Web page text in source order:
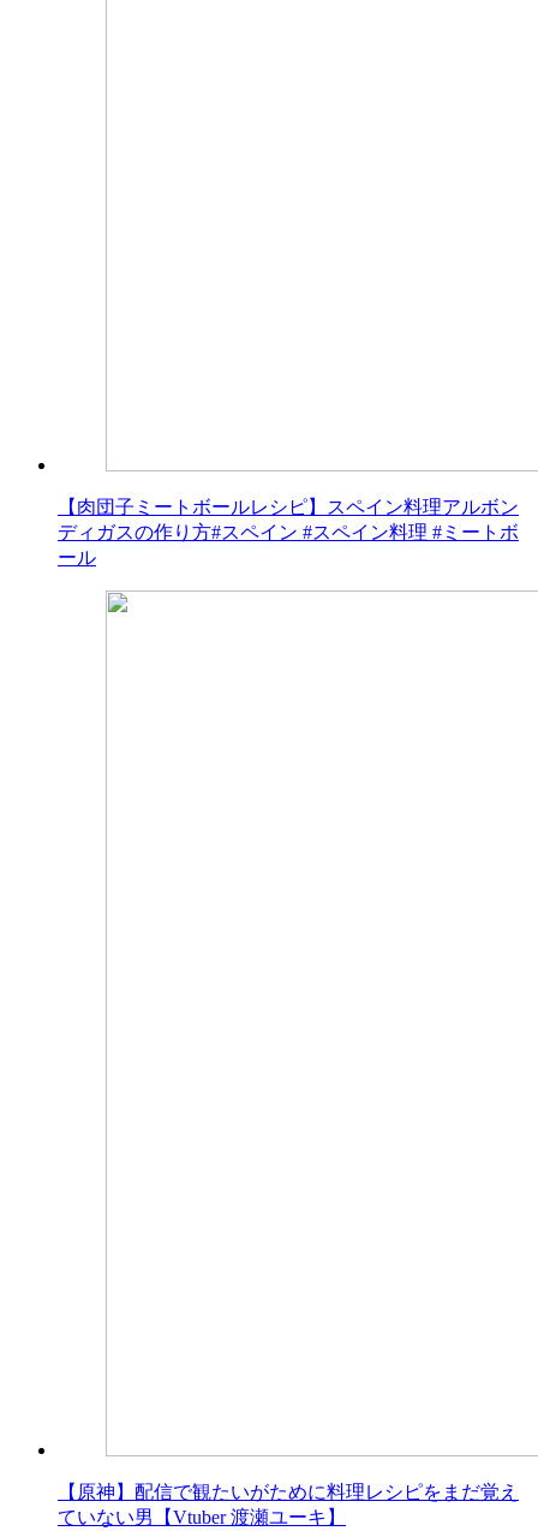
【肉団子ミートボールレシピ】スペイン料理アルボン
ディガスの作り方#スペイン #スペイン料理 #ミートボ
ール
【原神】配信で観たいがために料理レシピをまだ覚え
ていない男【Vtuber 渡瀬ユーキ】